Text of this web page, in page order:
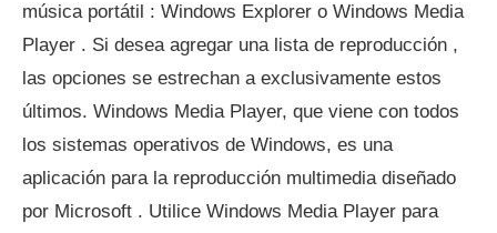
música portátil : Windows Explorer o Windows Media
Player . Si desea agregar una lista de reproducción ,
las opciones se estrechan a exclusivamente estos
últimos. Windows Media Player, que viene con todos
los sistemas operativos de Windows, es una
aplicación para la reproducción multimedia diseñado
por Microsoft . Utilice Windows Media Player para